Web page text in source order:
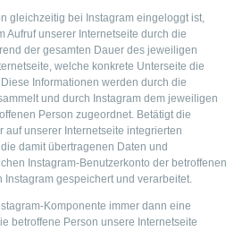
gleichzeitig bei Instagram eingeloggt ist,
Aufruf unserer Internetseite durch die
der gesamten Dauer des jeweiligen
welche konkrete Unterseite die
Informationen werden durch die
und durch Instagram dem jeweiligen
Person zugeordnet. Betätigt die
auf unserer Internetseite integrierten
damit übertragenen Daten und
Instagram-Benutzerkonto der betroffenen
Instagram gespeichert und verarbeitet.
Komponente immer dann eine
betroffene Person unsere Internetseite